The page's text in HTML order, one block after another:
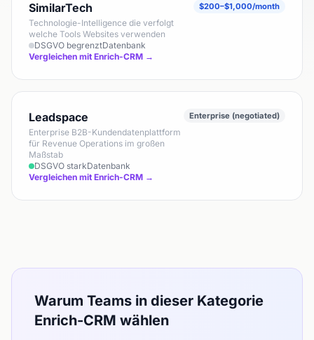
SimilarTech
Technologie-Intelligence die verfolgt
welche Tools Websites verwenden
$200–$1,000/month
DSGVO begrenztDatenbank
Vergleichen mit Enrich-CRM →
Leadspace
Enterprise B2B-Kundendatenplattform
für Revenue Operations im großen
Maßstab
Enterprise (negotiated)
DSGVO starkDatenbank
Vergleichen mit Enrich-CRM →
Warum Teams in dieser Kategorie
Enrich-CRM wählen